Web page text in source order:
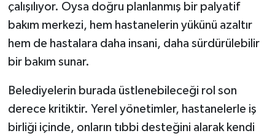
çalışılıyor. Oysa doğru planlanmış bir palyatif
bakım merkezi, hem hastanelerin yükünü azaltır
hem de hastalara daha insani, daha sürdürülebilir
bir bakım sunar.
Belediyelerin burada üstlenebileceği rol son
derece kritiktir. Yerel yönetimler, hastanelerle iş
birliği içinde, onların tıbbi desteğini alarak kendi